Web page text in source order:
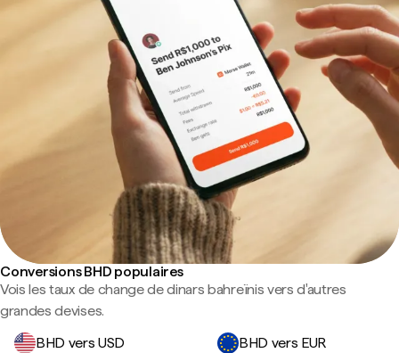
Conversions BHD populaires
Vois les taux de change de dinars bahreïnis vers d'autres
grandes devises.
BHD vers USD
BHD vers EUR